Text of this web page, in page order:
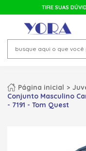
TIRE SUAS
Página inicial
Conjunto Masculino
- 7191 - Tom Quest